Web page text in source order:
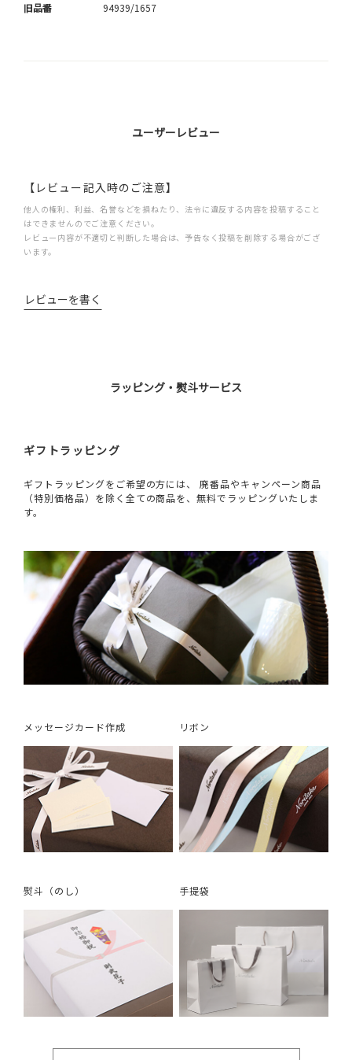
旧品番 94939/1657
ユーザーレビュー
【レビュー記入時のご注意】
他人の権利、利益、名誉などを損ねたり、法令に違反する内容を投稿すること
はできませんのでご注意ください。
レビュー内容が不適切と判断した場合は、予告なく投稿を削除する場合がござ
います。
レビューを書く
ラッピング・熨斗サービス
ギフトラッピング
ギフトラッピングをご希望の方には、 廃番品やキャンペーン商品
（特別価格品）を除く全ての商品を、無料でラッピングいたしま
す。
メッセージカード作成 リボン
熨斗（のし） 手提袋